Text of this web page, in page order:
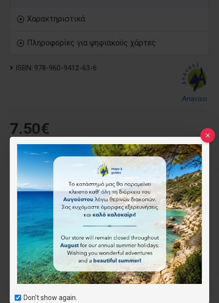
Don't show again.
Χαρακτηριστικά
Πληροφορίες για ψηφιακούς χάρτες
ISBN: 978-960-9412-63-6
Anavasi
7.50€
Τύπος
Έντυπος
Ψηφιακός (όχι για το app) (-2.50€)
Επιθυμητό